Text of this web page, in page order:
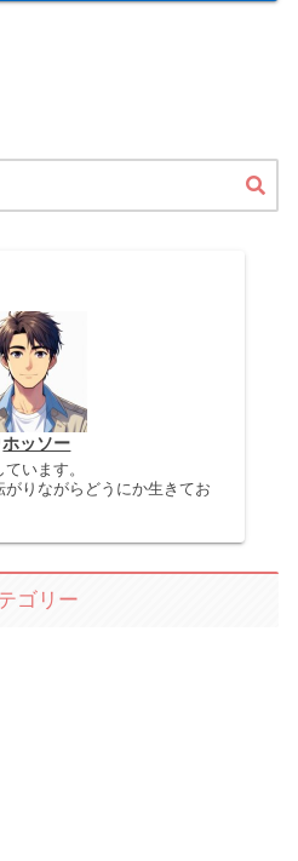
ホッソー
います。
がりながらどうにか生きてお
ゴリー